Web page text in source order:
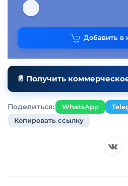
Добавить в
📄 Получить
Поделиться: WhatsApp
Копировать ссылку